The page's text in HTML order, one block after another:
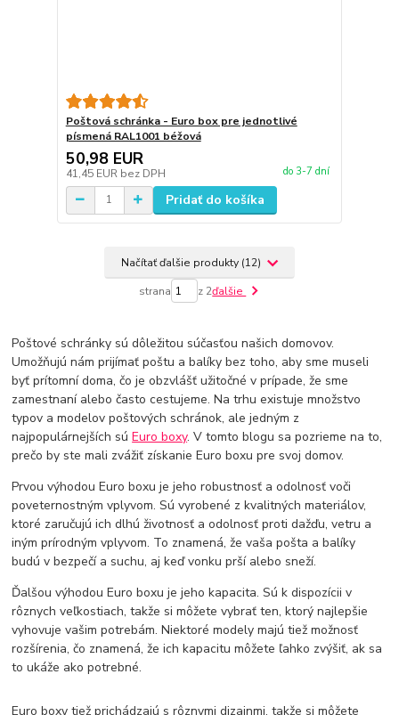
Poštová schránka - Euro box pre jednotlivé
písmená RAL1001 béžová
50,98 EUR
41,45 EUR bez DPH do 3-7 dní
Pridať do košíka
Načítať ďalšie produkty (12)
strana z 2ďalšie
Poštové schránky sú dôležitou súčasťou našich domovov.
Umožňujú nám prijímať poštu a balíky bez toho, aby sme museli
byť prítomní doma, čo je obzvlášť užitočné v prípade, že sme
zamestnaní alebo často cestujeme. Na trhu existuje množstvo
typov a modelov poštových schránok, ale jedným z
najpopulárnejších súEuro boxy. V tomto blogu sa pozrieme na to,
prečo by ste mali zvážiť získanie Euro boxu pre svoj domov.
Prvou výhodou Euro boxu je jeho robustnosť a odolnosť voči
poveternostným vplyvom. Sú vyrobené z kvalitných materiálov,
ktoré zaručujú ich dlhú životnosť a odolnosť proti dažďu, vetru a
iným prírodným vplyvom. To znamená, že vaša pošta a balíky
budú v bezpečí a suchu, aj keď vonku prší alebo sneží.
Ďalšou výhodou Euro boxu je jeho kapacita. Sú k dispozícii v
rôznych veľkostiach, takže si môžete vybrať ten, ktorý najlepšie
vyhovuje vašim potrebám. Niektoré modely majú tiež možnosť
rozšírenia, čo znamená, že ich kapacitu môžete ľahko zvýšiť, ak sa
to ukáže ako potrebné.
Euro boxy tiež prichádzajú s rôznymi dizajnmi, takže si môžete